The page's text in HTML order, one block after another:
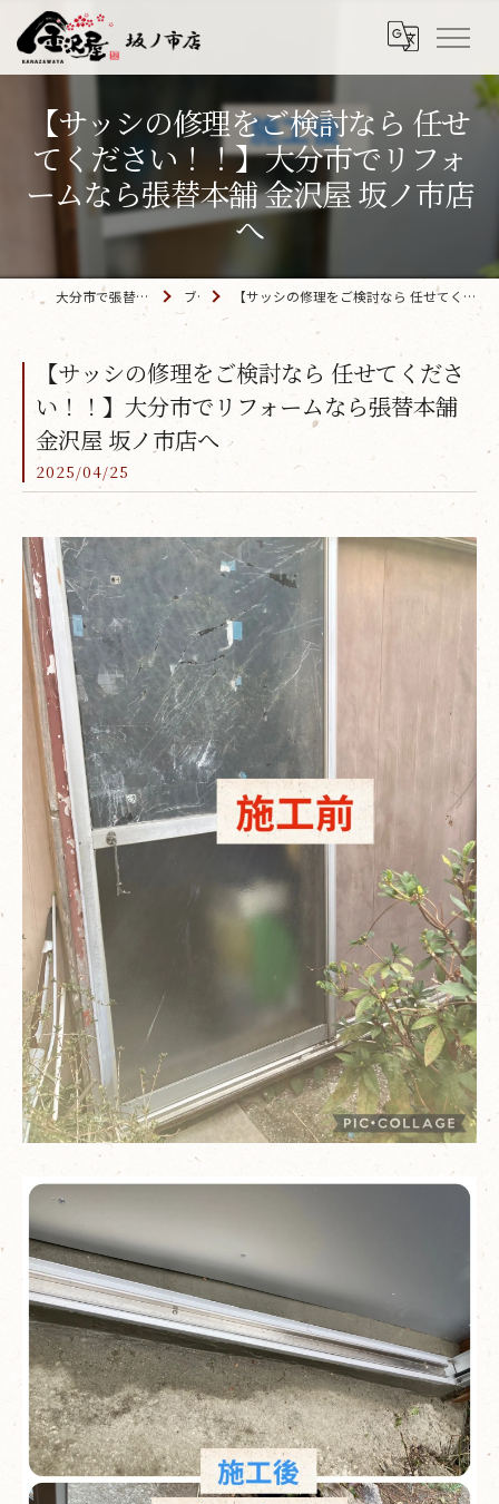
【サッシの修理をご検討なら 任せ
てください！！】大分市でリフォ
ームなら張替本舗 金沢屋 坂ノ市店
へ
大分市で張替えなら「金沢屋 坂ノ市店」 ブログ 【サッシの修理をご検討なら 任せてください！！】大分市でリフォームなら張替本舗 金沢屋 坂ノ市店へ
【サッシの修理をご検討なら 任せてくださ
い！！】大分市でリフォームなら張替本舗
金沢屋 坂ノ市店へ
2025/04/25